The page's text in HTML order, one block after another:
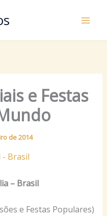
e Festas
de 2014
– Brasil
e Festas Populares)